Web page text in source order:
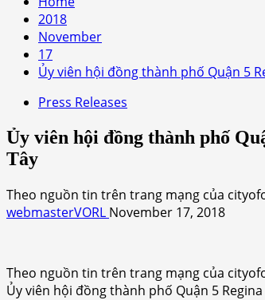
2018
November
17
Ủy viên hội đồng thành phố Quận 5
Press Releases
Ủy viên hội đồng thành phố
Tây
Theo nguồn tin trên trang mạng của
webmasterVORL November 17, 2018
Theo nguồn tin trên trang mạng của
Ủy viên hội đồng thành phố Quận 5